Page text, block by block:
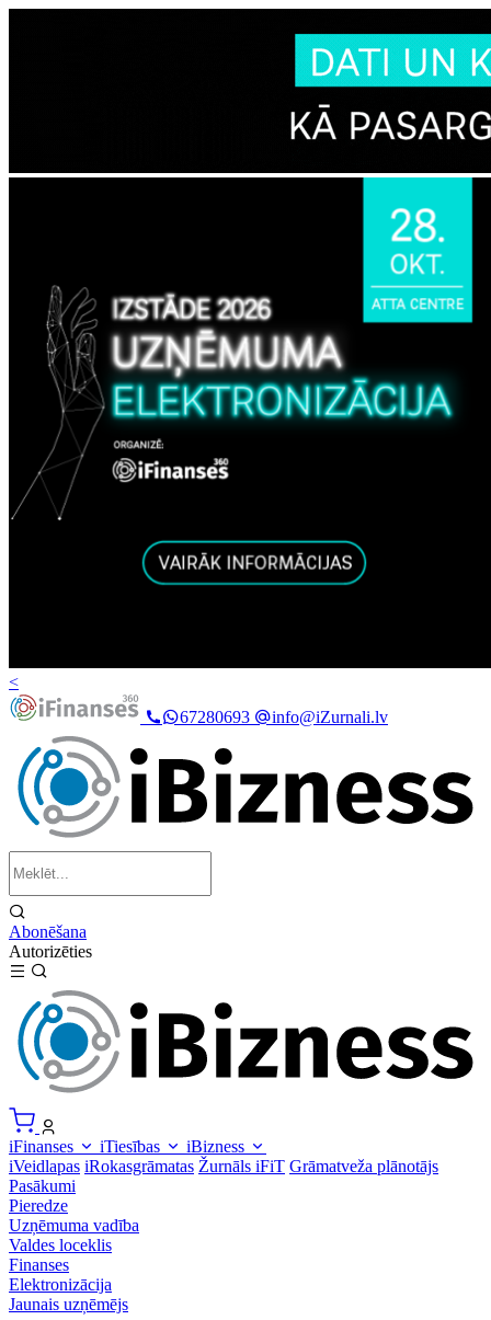
<
67280693
info@iZurnali.lv
Abonēšana
Autorizēties
iFinanses iTiesības
iBizness
iVeidlapas iRokasgrāmatas Žurnāls iFiT Grāmatveža plānotājs
Pasākumi
Pieredze
Uzņēmuma vadība
Valdes loceklis
Finanses
Elektronizācija
Jaunais uzņēmējs